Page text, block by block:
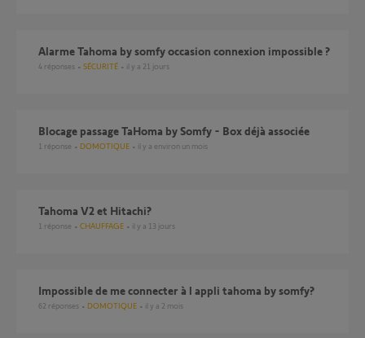
Alarme Tahoma by somfy occasion connexion impossible ?
4 réponses SÉCURITÉ il y a 21 jours
Blocage passage TaHoma by Somfy - Box déjà associée
1 réponse DOMOTIQUE il y a environ un mois
Tahoma V2 et Hitachi?
1 réponse CHAUFFAGE il y a 13 jours
Impossible de me connecter à l appli tahoma by somfy?
62 réponses DOMOTIQUE il y a 2 mois